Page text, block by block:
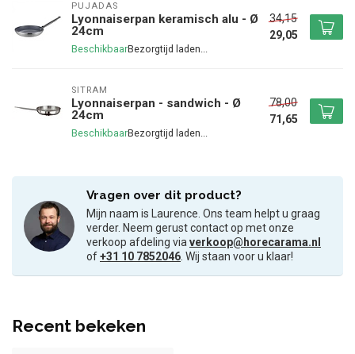
PUJADAS
Lyonnaiserpan keramisch alu - Ø
24cm
Beschikbaar
34,15
29,05
SITRAM
Lyonnaiserpan - sandwich - Ø
24cm
Beschikbaar
78,00
71,65
Vragen over dit product?
Mijn naam is Laurence. Ons team helpt u graag
verder. Neem gerust contact op met onze
verkoop afdeling viaverkoop@horecarama.nl
of+31 10 7852046. Wij staan voor u klaar!
Recent bekeken